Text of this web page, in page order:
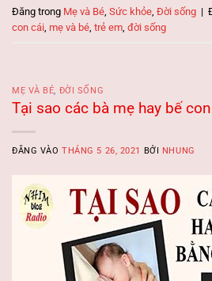
Đăng trong Mẹ và Bé Sức khỏe Đời sống |
con cái mẹ và bé trẻ em đời sống
MẸ VÀ BÉ, ĐỜI SỐNG
Tại sao các bà mẹ hay bế
ĐĂNG VÀOTHÁNG 5 26, 2021 BỞI NHUNG